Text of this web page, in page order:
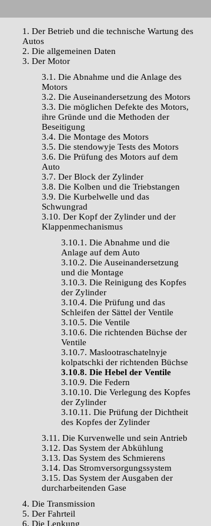
1. Der Betrieb und die technische Wartung des
Autos
2. Die allgemeinen Daten
3. Der Motor
3.1. Die Abnahme und die Anlage des
Motors
3.2. Die Auseinandersetzung des Motors
3.3. Die möglichen Defekte des Motors,
ihre Gründe und die Methoden der
Beseitigung
3.4. Die Montage des Motors
3.5. Die stendowyje Tests des Motors
3.6. Die Prüfung des Motors auf dem
Auto
3.7. Der Block der Zylinder
3.8. Die Kolben und die Triebstangen
3.9. Die Kurbelwelle und das
Schwungrad
3.10. Der Kopf der Zylinder und der
Klappenmechanismus
3.10.1. Die Abnahme und die
Anlage auf dem Auto
3.10.2. Die Auseinandersetzung
und die Montage
3.10.3. Die Reinigung des Kopfes
der Zylinder
3.10.4. Die Prüfung und das
Schleifen der Sättel der Ventile
3.10.5. Die Ventile
3.10.6. Die richtenden Büchse der
Ventile
3.10.7. Maslootraschatelnyje
kolpatschki der richtenden Büchse
3.10.8. Die Hebel der Ventile
3.10.9. Die Federn
3.10.10. Die Verlegung des Kopfes
der Zylinder
3.10.11. Die Prüfung der Dichtheit
des Kopfes der Zylinder
3.11. Die Kurvenwelle und sein Antrieb
3.12. Das System der Abkühlung
3.13. Das System des Schmierens
3.14. Das Stromversorgungssystem
3.15. Das System der Ausgaben der
durcharbeitenden Gase
4. Die Transmission
5. Der Fahrteil
6. Die Lenkung